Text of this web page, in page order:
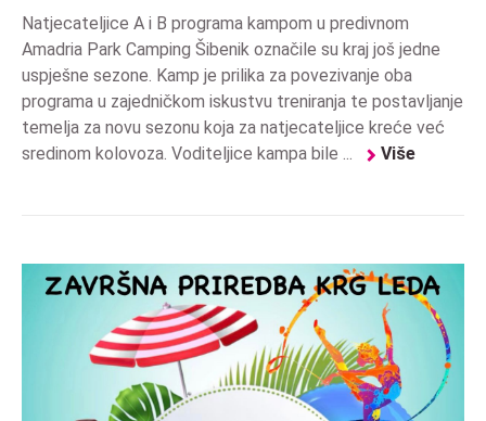
Natjecateljice A i B programa kampom u predivnom
Amadria Park Camping Šibenik označile su kraj još jedne
uspješne sezone. Kamp je prilika za povezivanje oba
programa u zajedničkom iskustvu treniranja te postavljanje
temelja za novu sezonu koja za natjecateljice kreće već
sredinom kolovoza. Voditeljice kampa bile ...
Više